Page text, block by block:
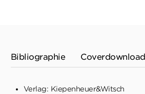
Bibliographie Coverdownload
Verlag: Kiepenheuer&Witsch